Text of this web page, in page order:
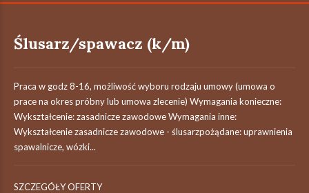
Ślusarz/spawacz (k/m)
Praca w godz 8-16, możliwość wyboru rodzaju umowy (umowa o
prace na okres próbny lub umowa zlecenie) Wymagania konieczne:
Wykształcenie: zasadnicze zawodowe Wymagania inne:
Wykształcenie zasadnicze zawodowe - ślusarzpożądane: uprawnienia
spawalnicze, wózki...
SZCZEGÓŁY OFERTY